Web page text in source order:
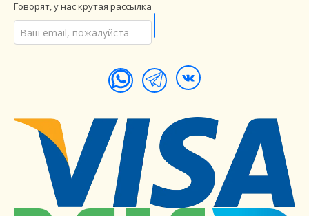
Говорят, у нас крутая рассылка